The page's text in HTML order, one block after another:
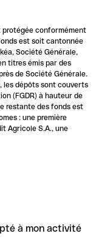
protégée conformément
est soit cantonnée
Société Générale,
titres émis par des
de Société Générale.
les dépôts sont couverts
(FGDR) à hauteur de
restante des fonds est
: une première
Agricole S.A., une
à mon activité